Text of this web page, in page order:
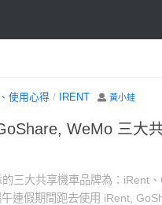
使用心得 / IRENT 黃小蛙
WeMo 三大
三大共享機車品牌為：iRent
連假期間跑去使用 iRent,